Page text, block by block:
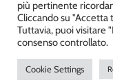
Atelier Kyriad da
Sondrio P.Iva
più pertinente
Cliccando su "Accetta
Tuttavia, puoi visitare
consenso controllato.
Cookie Settings